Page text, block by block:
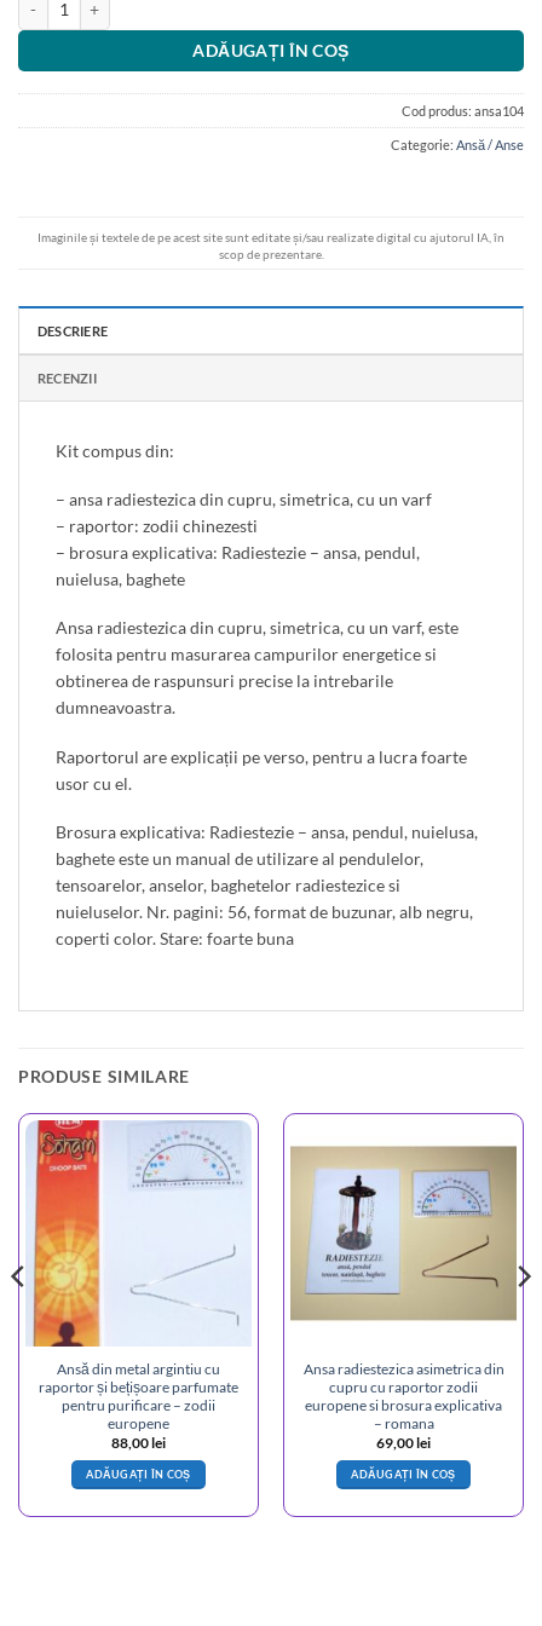
ADĂUGAȚI ÎN COȘ
Cod produs: ansa104
Categorie: Ansă / Anse
Imaginile și textele de pe acest site sunt editate și/sau realizate digital cu ajutorul IA, în
scop de prezentare.
DESCRIERE
RECENZII
Kit compus din:
– ansa radiestezica din cupru, simetrica, cu un varf
– raportor: zodii chinezesti
– brosura explicativa: Radiestezie – ansa, pendul,
nuielusa, baghete
Ansa radiestezica din cupru, simetrica, cu un varf, este
folosita pentru masurarea campurilor energetice si
obtinerea de raspunsuri precise la intrebarile
dumneavoastra.
Raportorul are explicații pe verso, pentru a lucra foarte
usor cu el.
Brosura explicativa: Radiestezie – ansa, pendul, nuielusa,
baghete este un manual de utilizare al pendulelor,
tensoarelor, anselor, baghetelor radiestezice si
nuieluselor. Nr. pagini: 56, format de buzunar, alb negru,
coperti color. Stare: foarte buna
PRODUSE SIMILARE
Ansă din metal argintiu cu
raportor și bețișoare parfumate
pentru purificare – zodii
europene
88,00lei
ADĂUGAȚI ÎN COȘ
Ansa radiestezica asimetrica din
cupru cu raportor zodii
europene si brosura explicativa
– romana
69,00lei
ADĂUGAȚI ÎN COȘ